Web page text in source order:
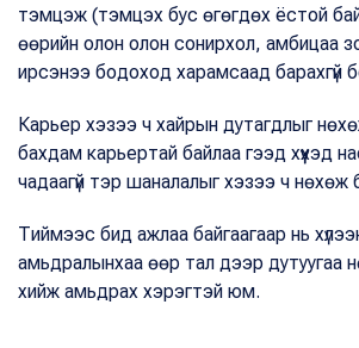
тэмцэж (тэмцэх бус өгөгдөх ёстой
өөрийн олон олон сонирхол, амбицаа
ирсэнээ бодоход харамсаад барахгүй
Карьер хэзээ ч хайрын дутагдлыг
бахдам карьертай байлаа гээд хүүхэд
чадаагүй тэр шаналалыг хэзээ ч нөхөж
Тиймээс бид ажлаа байгаагаар нь
амьдралынхаа өөр тал дээр дутуугаа
хийж амьдрах хэрэгтэй юм.